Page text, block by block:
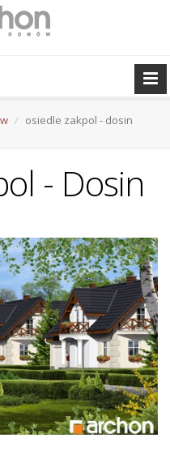
osiedle zakpol - dosin
- Dosin